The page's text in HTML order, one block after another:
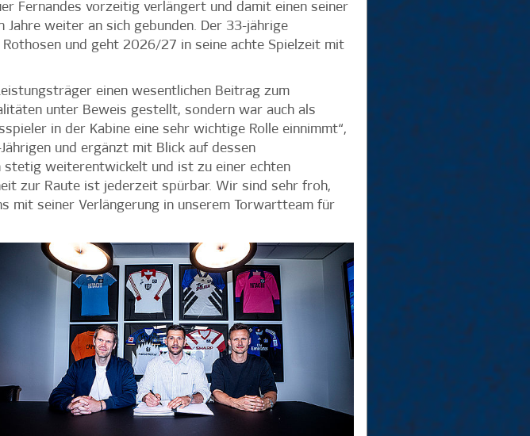
Fernandes vorzeitig verlängert und damit einen seiner
weiter an sich gebunden. Der 33-jährige
und geht 2026/27 in seine achte Spielzeit mit
einen wesentlichen Beitrag zum
unter Beweis gestellt, sondern war auch als
in der Kabine eine sehr wichtige Rolle einnimmt“,
und ergänzt mit Blick auf dessen
stetig weiterentwickelt und ist zu einer echten
zur Raute ist jederzeit spürbar. Wir sind sehr froh,
mit seiner Verlängerung in unserem Torwartteam für